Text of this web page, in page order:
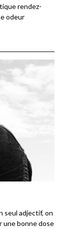
rendez-
odeur
seul adjectif, on
une bonne dose